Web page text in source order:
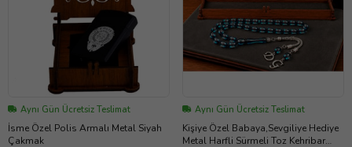
Aynı Gün Ücretsiz Teslimat
İsme Özel Polis Armalı Metal Siyah
Çakmak
Aynı Gün Ücretsiz Teslimat
Kişiye Özel Babaya,Sevgiliye Hediye
Metal Harfli Sürmeli Toz Kehribar